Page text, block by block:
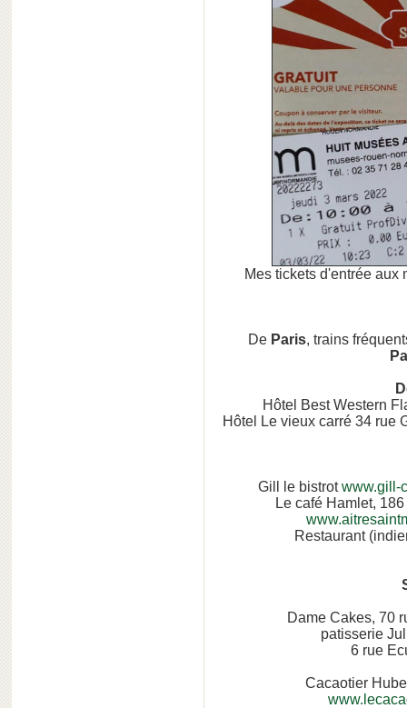
Mes tickets d'entrée aux
De Paris, trains
Hôtel Best Western
Hôtel Le vieux carré 34 rue
Gill le bistrotwww.gill-
Le café Hamlet,
Restaurant
Dame Cakes, 70
patisserie
6 rue
Cacaotier